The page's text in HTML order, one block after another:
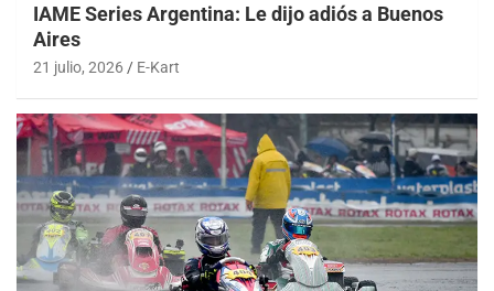
IAME Series Argentina: Le dijo adiós a Buenos
Aires
21 julio, 2026 E-Kart